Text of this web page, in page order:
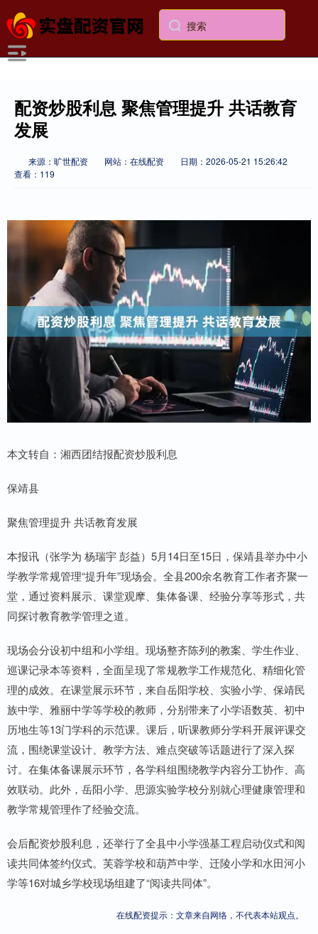
配资炒股利息 聚焦管理提升 共话教育
发展
来源：旷世配资 网站：在线配资
日期：2026-05-21 15:26:42
查看：119
本文转自：湘西团结报配资炒股利息
保靖县
聚焦管理提升 共话教育发展
本报讯（张学为 杨瑞宇 彭益）5月14日至15日，保靖县举办中小
学教学常规管理“提升年”现场会。全县200余名教育工作者齐聚一
堂，通过资料展示、课堂观摩、集体备课、经验分享等形式，共
同探讨教育教学管理之道。
现场会分设初中组和小学组。现场整齐陈列的教案、学生作业、
巡课记录本等资料，全面呈现了常规教学工作规范化、精细化管
理的成效。在课堂展示环节，来自岳阳学校、实验小学、保靖民
族中学、雅丽中学等学校的教师，分别带来了小学语数英、初中
历地生等13门学科的示范课。课后，听课教师分学科开展评课交
流，围绕课堂设计、教学方法、难点突破等话题进行了深入探
讨。在集体备课展示环节，各学科组围绕教学内容分工协作、高
效联动。此外，岳阳小学、思源实验学校分别就心理健康管理和
教学常规管理作了经验交流。
会后配资炒股利息，还举行了全县中小学强基工程启动仪式和阅
读共同体签约仪式。芙蓉学校和葫芦中学、迁陵小学和水田河小
学等16对城乡学校现场组建了“阅读共同体”。
在线配资提示：文章来自网络，不代表本站观点。